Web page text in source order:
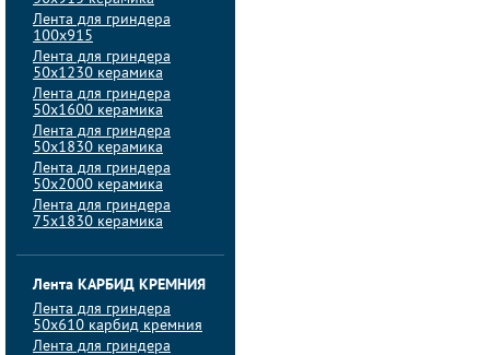
Лента для гриндера
100х915
Лента для гриндера
50х1230 керамика
Лента для гриндера
50х1600 керамика
Лента для гриндера
50х1830 керамика
Лента для гриндера
50х2000 керамика
Лента для гриндера
75х1830 керамика
Лента КАРБИД КРЕМНИЯ
Лента для гриндера
50х610 карбид кремния
Лента для гриндера